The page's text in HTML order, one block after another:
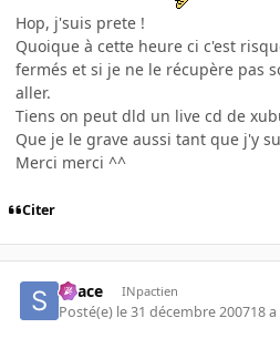
Hop, j'suis prete !
Quoique à cette heure ci c'est
fermés et si je ne le récupère pas
aller.
Tiens on peut dld un live cd de
Que je le grave aussi tant que j'y
Merci merci ^^
Citer
Space INpactien
Posté(e) le 31 décembre 200718 a